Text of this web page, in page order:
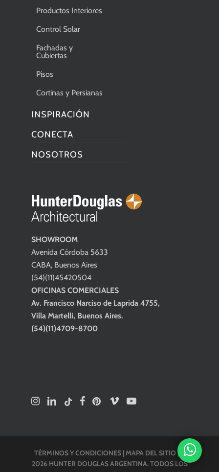
SHOWROOM
Avenida Córdoba 5633
CABA, Buenos Aires
(54)(11)45420504
OFICINAS COMERCIALES
Av. Francisco Narciso de Laprida 4755,
Villa Martelli, Buenos Aires.
(54)(11)4709-8700
Productos Interiores
Control Solar
Fachadas y
Cubiertas
Pisos
Cortinas y Persianas
INSPIRACIÓN
CONECTA
NOSOTROS
TÉRMINOS Y CONDICIONES|MAPA DEL SITIO | ©
2026 HUNTER DOUGLAS ARGENTINA. TODOS LOS